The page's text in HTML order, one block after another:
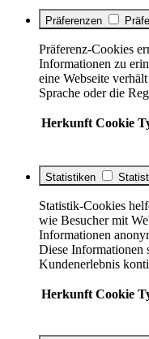
Präferenzen
Präferenz-Cookies
Informationen zu
eine Webseite
Sprache oder die
Herkunft Cookie
Statistiken
Statistik-Cookies
wie Besucher mit
Informationen
Diese Informationen
Kundenerlebnis
Herkunft Cookie